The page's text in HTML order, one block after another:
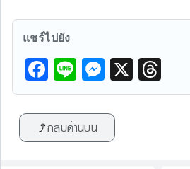
แชร์ไปยัง
F
a
c
e
Li
n
e
M
e
s
s
X
hr
กลับด้านบน